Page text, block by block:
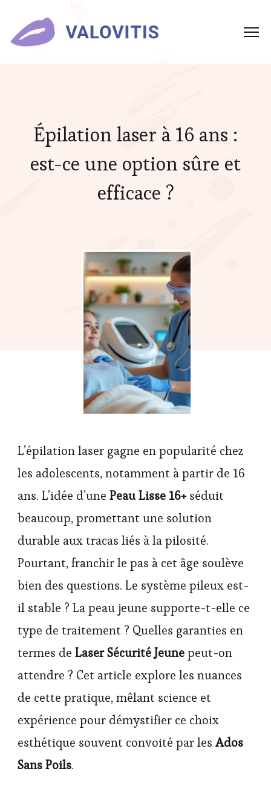
Épilation laser à 16 ans :
est-ce une option sûre et
efficace ?
L’épilation laser gagne en popularité chez
les adolescents, notamment à partir de 16
ans. L’idée d’une Peau Lisse 16+séduit
beaucoup, promettant une solution
durable aux tracas liés à la pilosité.
Pourtant, franchir le pas à cet âge soulève
bien des questions. Le système pileux est-
il stable ? La peau jeune supporte-t-elle ce
type de traitement ? Quelles garanties en
termes de Laser Sécurité Jeunepeut-on
attendre ? Cet article explore les nuances
de cette pratique, mêlant science et
expérience pour démystifier ce choix
esthétique souvent convoité par les Ados
Sans Poils.